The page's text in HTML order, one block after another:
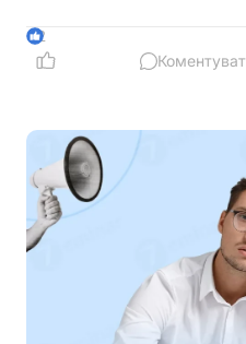
років, включаючи
доходи та персональні
відцифрований образ
немає у військовому
автоматично сформує
на підставі отриманої
2